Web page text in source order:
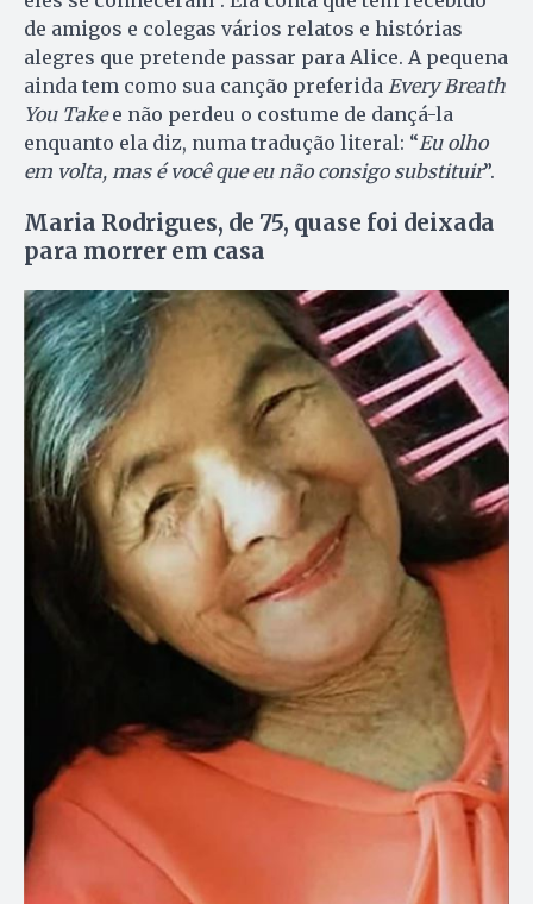
de amigos e colegas vários relatos e histórias
alegres que pretende passar para Alice. A pequena
ainda tem como sua canção preferida Every Breath
You Takee não perdeu o costume de dançá-la
enquanto ela diz, numa tradução literal: “Eu olho
em volta, mas é você que eu não consigo substituir”.
Maria Rodrigues, de 75, quase foi deixada
para morrer em casa